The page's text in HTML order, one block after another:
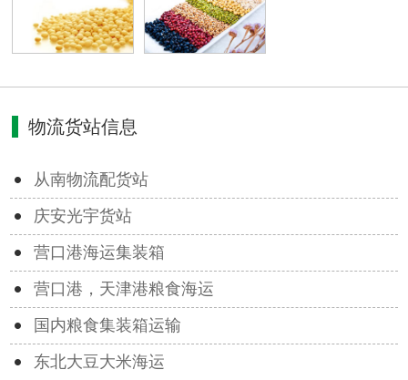
物流货站信息
从南物流配货站
庆安光宇货站
营口港海运集装箱
营口港，天津港粮食海运
国内粮食集装箱运输
东北大豆大米海运